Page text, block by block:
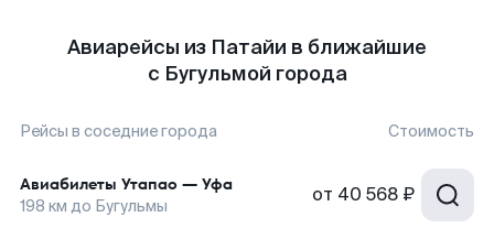
Авиарейсы из Патайи в ближайшие
с Бугульмой города
Рейсы в соседние города Стоимость
Авиабилеты Утапао — Уфа
198 км до Бугульмы от 40 568 ₽